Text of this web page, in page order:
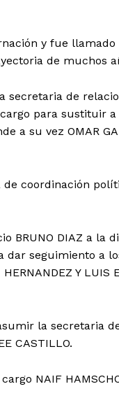
y fue
de muchos
secretaria de
para sustituir a
a su vez OMAR
de coordinación
BRUNO DIAZ a la
dar seguimiento a
Y LUIS
la secretaria
CASTILLO.
NAIF